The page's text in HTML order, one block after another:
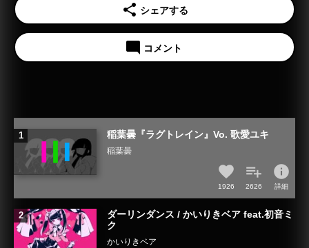
share シェアする
mode_comment コメント
稲葉曇『ラグトレイン』Vo. 歌愛ユキ
稲葉曇
1926 2626
info
詳細
ダーリンダンス / かいりきベア feat.初音ミ
ク
かいりきベア